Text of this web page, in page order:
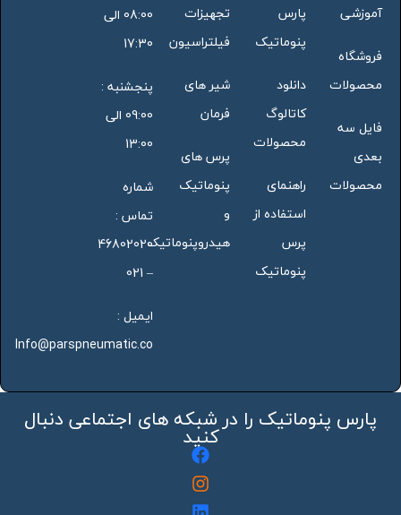
آموزشی
فروشگاه
محصولات
فایل سه
بعدی
محصولات
پارس
پنوماتیک
دانلود
کاتالوگ
محصولات
راهنمای
استفاده از
پرس
پنوماتیک
تجهیزات
فیلتراسیون
شیر های
فرمان
پرس های
پنوماتیک
و
هیدروپنوماتیک
08:00 الی
17:30
پنجشنبه :
09:00 الی
13:00
شماره
تماس :
46802020
– 021
ایمیل :
Info@parspneumatic.co
پارس پنوماتیک را در شبکه های اجتماعی دنبال
کنید